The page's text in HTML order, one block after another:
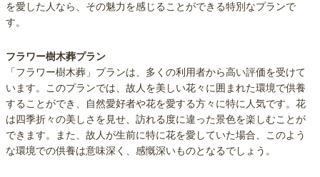
を愛した人なら、その魅力を感じることができる特別なプランで
す。
フラワー樹木葬プラン
「フラワー樹木葬」プランは、多くの利用者から高い評価を受けて
います。このプランでは、故人を美しい花々に囲まれた環境で供養
することができ、自然愛好者や花を愛する方々に特に人気です。花
は四季折々の美しさを見せ、訪れる度に違った景色を楽しむことが
できます。また、故人が生前に特に花を愛していた場合、このよう
な環境での供養は意味深く、感慨深いものとなるでしょう。